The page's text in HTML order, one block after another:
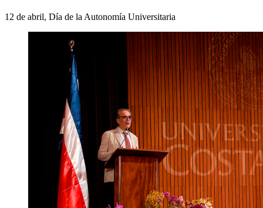
12 de abril, Día de la Autonomía Universitaria